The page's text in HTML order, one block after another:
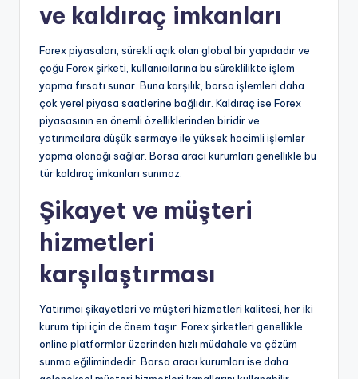
ve kaldıraç imkanları
Forex piyasaları, sürekli açık olan global bir yapıdadır ve
çoğu Forex şirketi, kullanıcılarına bu süreklilikte işlem
yapma fırsatı sunar. Buna karşılık, borsa işlemleri daha
çok yerel piyasa saatlerine bağlıdır. Kaldıraç ise Forex
piyasasının en önemli özelliklerinden biridir ve
yatırımcılara düşük sermaye ile yüksek hacimli işlemler
yapma olanağı sağlar. Borsa aracı kurumları genellikle bu
tür kaldıraç imkanları sunmaz.
Şikayet ve müşteri
hizmetleri
karşılaştırması
Yatırımcı şikayetleri ve müşteri hizmetleri kalitesi, her iki
kurum tipi için de önem taşır. Forex şirketleri genellikle
online platformlar üzerinden hızlı müdahale ve çözüm
sunma eğilimindedir. Borsa aracı kurumları ise daha